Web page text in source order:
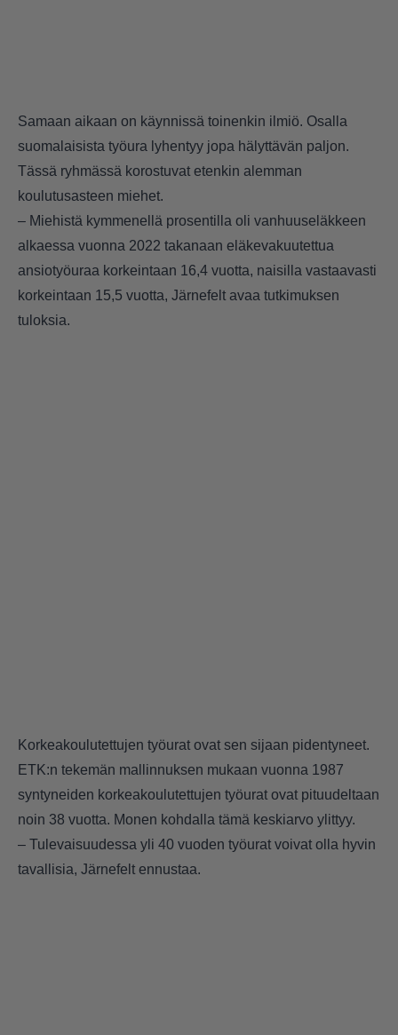
Samaan aikaan on käynnissä toinenkin ilmiö. Osalla
suomalaisista työura lyhentyy jopa hälyttävän paljon.
Tässä ryhmässä korostuvat etenkin alemman
koulutusasteen miehet.
– Miehistä kymmenellä prosentilla oli vanhuuseläkkeen
alkaessa vuonna 2022 takanaan eläkevakuutettua
ansiotyöuraa korkeintaan 16,4 vuotta, naisilla vastaavasti
korkeintaan 15,5 vuotta, Järnefelt avaa tutkimuksen
tuloksia.
Korkeakoulutettujen työurat ovat sen sijaan pidentyneet.
ETK:n tekemän mallinnuksen mukaan vuonna 1987
syntyneiden korkeakoulutettujen työurat ovat pituudeltaan
noin 38 vuotta. Monen kohdalla tämä keskiarvo ylittyy.
– Tulevaisuudessa yli 40 vuoden työurat voivat olla hyvin
tavallisia, Järnefelt ennustaa.